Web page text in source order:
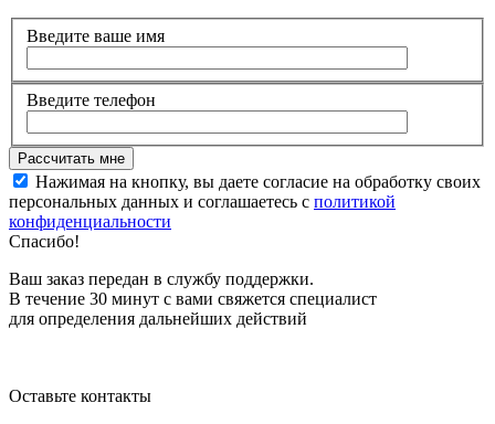
Введите ваше имя
Введите телефон
Нажимая на кнопку, вы даете согласие на обработку своих
персональных данных и соглашаетесь с политикой
конфиденциальности
Спасибо!
Ваш заказ передан в службу поддержки.
В течение 30 минут с вами свяжется специалист
для определения дальнейших действий
Оставьте контакты